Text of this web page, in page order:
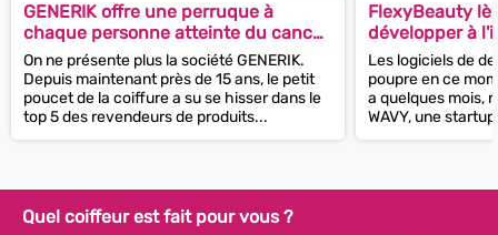
GENERIK offre une perruque à
chaque personne atteinte du cancer
qui en fait la demande !
On ne présente plus la société GENERIK.
Depuis maintenant près de 15 ans, le petit
poucet de la coiffure a su se hisser dans le
top 5 des revendeurs de produits...
FlexyBeauty
développer à
Les logiciels de
poupre en ce
a quelques mois,
WAVY, une
levait 2...
Quel coiffeur est fait pour vous ?